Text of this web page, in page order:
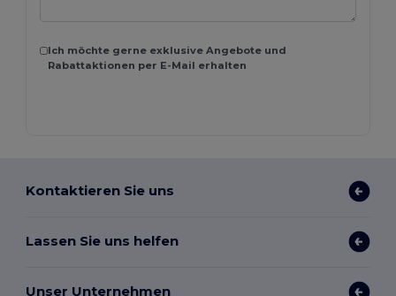
Ich möchte gerne exklusive Angebote und
Rabattaktionen per E-Mail erhalten
Kontaktieren Sie uns
Lassen Sie uns helfen
Unser Unternehmen